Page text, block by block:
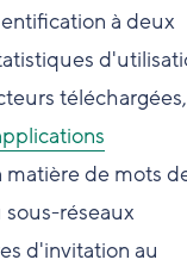
à deux
téléchargées,
de mots
réseaux
d'invitation au